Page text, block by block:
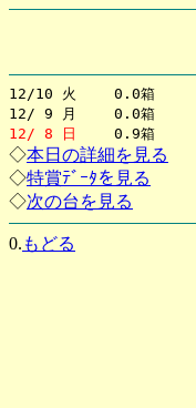
12/10 火 0.0箱
12/ 9 月 0.0箱
12/ 8 日
0.9箱
◇本日の詳細を見る
◇特賞ﾃﾞｰﾀを見る
◇次の台を見る
0. もどる